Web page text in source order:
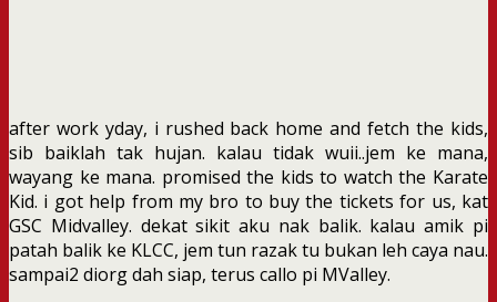
after work yday, i rushed back home and fetch the kids,
sib baiklah tak hujan. kalau tidak wuii..jem ke mana,
wayang ke mana. promised the kids to watch the Karate
Kid. i got help from my bro to buy the tickets for us, kat
GSC Midvalley. dekat sikit aku nak balik. kalau amik pi
patah balik ke KLCC, jem tun razak tu bukan leh caya nau.
sampai2 diorg dah siap, terus callo pi MValley.